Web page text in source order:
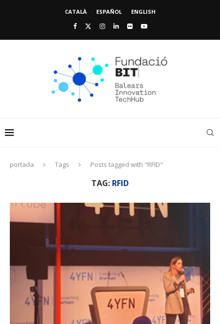
CATALÀ ESPAÑOL ENGLISH
portada Tags Posts tagged with "RFID"
TAG: RFID